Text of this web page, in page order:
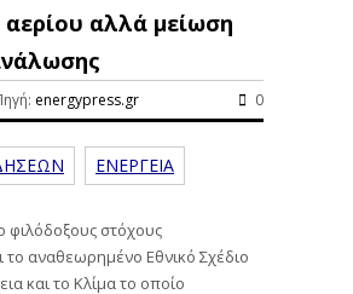
αλλά μείωση
energypress.gr 0
ΕΝΕΡΓΕΙΑ
φιλόδοξους στόχους
το αναθεωρημένο Εθνικό Σχέδιο
και το Κλίμα το οποίο